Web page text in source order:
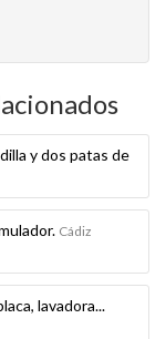
y dos patas de
Cádiz
lavadora...